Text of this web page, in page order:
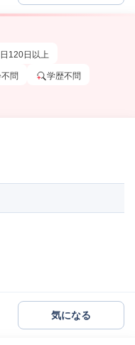
120日以上
問 学歴不問
気になる